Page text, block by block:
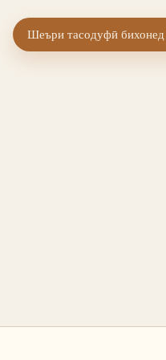
Шеъри тасодуфӣ бихонед